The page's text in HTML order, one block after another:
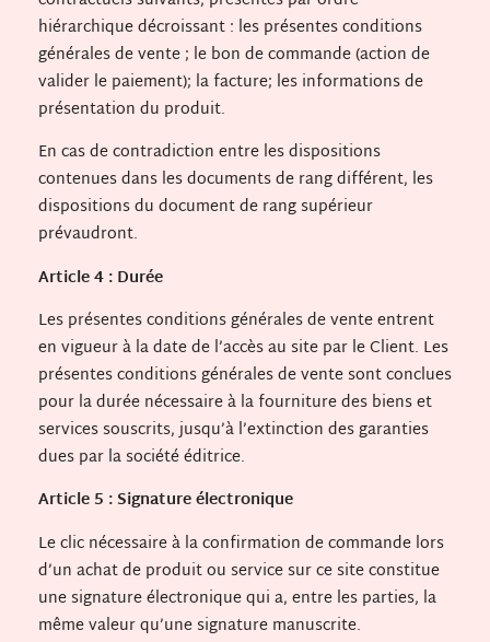
hiérarchique décroissant : les présentes conditions
générales de vente ; le bon de commande (action de
valider le paiement); la facture; les informations de
présentation du produit.
En cas de contradiction entre les dispositions
contenues dans les documents de rang différent, les
dispositions du document de rang supérieur
prévaudront.
Article 4 : Durée
Les présentes conditions générales de vente entrent
en vigueur à la date de l’accès au site par le Client. Les
présentes conditions générales de vente sont conclues
pour la durée nécessaire à la fourniture des biens et
services souscrits, jusqu’à l’extinction des garanties
dues par la société éditrice.
Article 5 : Signature électronique
Le clic nécessaire à la confirmation de commande lors
d’un achat de produit ou service sur ce site constitue
une signature électronique qui a, entre les parties, la
même valeur qu’une signature manuscrite.